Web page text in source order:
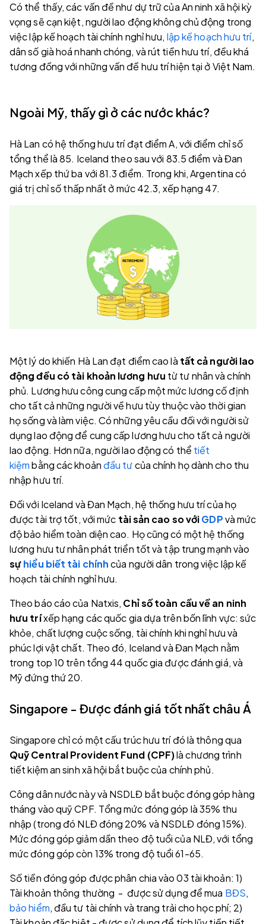
Có thể thấy, các vấn đề như dự trữ của An ninh xã hội kỳ
vọng sẽ cạn kiệt, người lao động không chủ động trong
việc lập kế hoạch tài chính nghỉ hưu, lập kế hoạch hưu trí,
dân số già hoá nhanh chóng, và rút tiền hưu trí, đều khá
tương đồng với những vấn đề hưu trí hiện tại ở Việt Nam.
Ngoài Mỹ, thấy gì ở các nước khác?
Hà Lan có hệ thống hưu trí đạt điểm A, với điểm chỉ số
tổng thể là 85. Iceland theo sau với 83.5 điểm và Đan
Mạch xếp thứ ba với 81.3 điểm. Trong khi, Argentina có
giá trị chỉ số thấp nhất ở mức 42.3, xếp hạng 47.
Một lý do khiến Hà Lan đạt điểm cao là tất cả người lao
động đều có tài khoản lương hưu từ tư nhân và chính
phủ. Lương hưu công cung cấp một mức lương cố định
cho tất cả những người về hưu tùy thuộc vào thời gian
họ sống và làm việc. Có những yêu cầu đối với người sử
dụng lao động để cung cấp lương hưu cho tất cả người
lao động. Hơn nữa, người lao động có thể tiết
kiệmbằng các khoản đầu tưcủa chính họ dành cho thu
nhập hưu trí.
Đối với Iceland và Đan Mạch, hệ thống hưu trí của họ
được tài trợ tốt, với mức tài sản cao so vớiGDPvà mức
độ bảo hiểm toàn diện cao. Họ cũng có một hệ thống
lương hưu tư nhân phát triển tốt và tập trung mạnh vào
sựhiểu biết tài chínhcủa người dân trong việc lập kế
hoạch tài chính nghỉ hưu.
Theo báo cáo của Natxis, Chỉ số toàn cầu về an ninh
hưu tríxếp hạng các quốc gia dựa trên bốn lĩnh vực: sức
khỏe, chất lượng cuộc sống, tài chính khi nghỉ hưu và
phúc lợi vật chất. Theo đó, Iceland và Đan Mạch nằm
trong top 10 trên tổng 44 quốc gia được đánh giá, và
Mỹ đứng thứ 20.
Singapore - Được đánh giá tốt nhất châu Á
Singapore chỉ có một cấu trúc hưu trí đó là thông qua
Quỹ Central Provident Fund (CPF)là chương trình
tiết kiệm an sinh xã hội bắt buộc của chính phủ.
Công dân nước này và NSDLĐ bắt buộc đóng góp hàng
tháng vào quỹ CPF. Tổng mức đóng góp là 35% thu
nhập (trong đó NLĐ đóng 20% và NSDLĐ đóng 15%).
Mức đóng góp giảm dần theo độ tuổi của NLĐ, với tổng
mức đóng góp còn 13% trong độ tuổi 61-65.
Số tiền đóng góp được phân chia vào 03 tài khoản: 1)
Tài khoản thông thường - được sử dụng để mua BĐS,
bảo hiểm, đầu tư tài chính và trang trải cho học phí; 2)